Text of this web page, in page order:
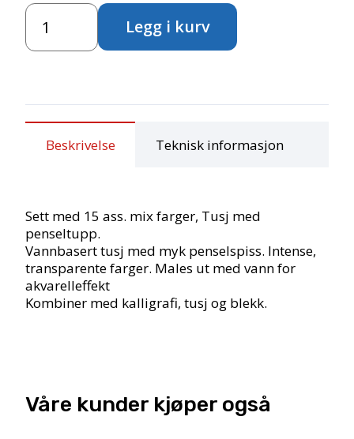
Talens
Ecoline
Brush
Legg i kurv
Beskrivelse Teknisk informasjon
Sett med 15 ass. mix farger, Tusj med
penseltupp.
Vannbasert tusj med myk penselspiss. Intense,
transparente farger. Males ut med vann for
akvarelleffekt
Kombiner med kalligrafi, tusj og blekk.
Våre kunder kjøper også